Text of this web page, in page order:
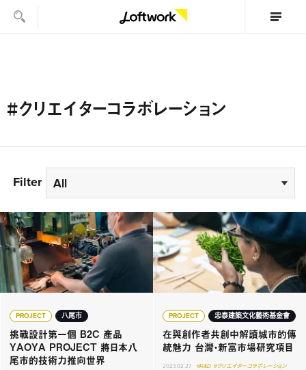
#クリエイターコラボレーション
Filter All
PROJECT 八尾市
挑戰設計第一個 B2C 產品
YAOYA PROJECT 將日本八
尾市的技術力推向世界
PROJECT 忠泰建築文化藝術基金會
在與創作者共創中解讀城市的傳
統魅力 台灣・新富市場研究項目
2023.02.27 #R&D #クリエイターコラボレーション